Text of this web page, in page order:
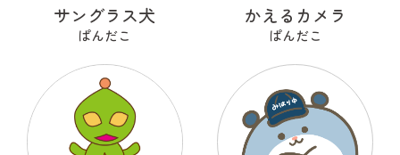
サングラス犬
ぱんだこ
かえるカメラ
ぱんだこ